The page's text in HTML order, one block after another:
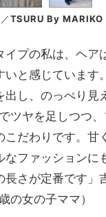
TSURU By MARIKO
イプの私は、ヘア
いと感じています
出し、のっぺり見
ツヤを足しつつ
こだわりです。甘
なファッションに
長さが定番です」
の女の子ママ）